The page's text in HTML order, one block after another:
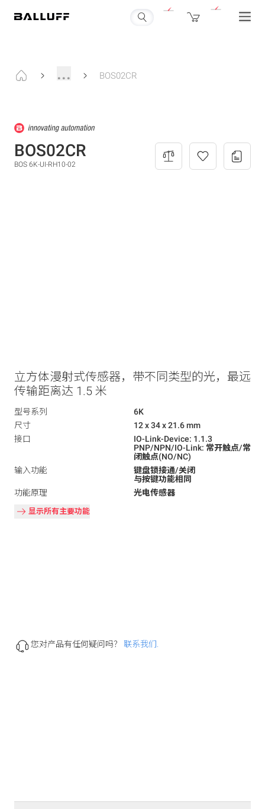
... BOS02CR
BOS02CR
BOS 6K-UI-RH10-02
立方体漫射式传感器，带不同类型的光，最远
传输距离达 1.5 米
型号系列
6K
尺寸
12 x 34 x 21.6 mm
接口
IO-Link-Device: 1.1.3
PNP/NPN/IO-Link: 常开触点/常
闭触点(NO/NC)
输入功能
键盘锁接通/关闭
与按键功能相同
功能原理
光电传感器
显示所有主要功能
您对产品有任何疑问吗？ 联系我们.